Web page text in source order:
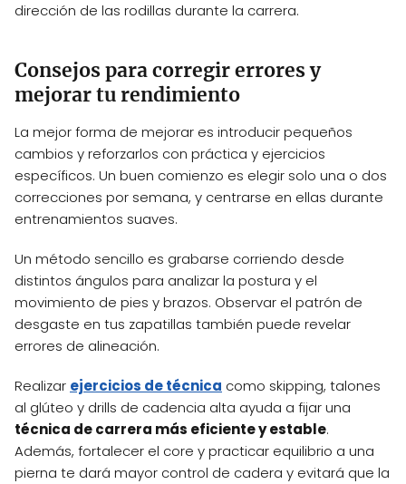
dirección de las rodillas durante la carrera.
Consejos para corregir errores y
mejorar tu rendimiento
La mejor forma de mejorar es introducir pequeños
cambios y reforzarlos con práctica y ejercicios
específicos. Un buen comienzo es elegir solo una o dos
correcciones por semana, y centrarse en ellas durante
entrenamientos suaves.
Un método sencillo es grabarse corriendo desde
distintos ángulos para analizar la postura y el
movimiento de pies y brazos. Observar el patrón de
desgaste en tus zapatillas también puede revelar
errores de alineación.
Realizar ejercicios de técnica como skipping, talones
al glúteo y drills de cadencia alta ayuda a fijar una
técnica de carrera más eficiente y estable.
Además, fortalecer el core y practicar equilibrio a una
pierna te dará mayor control de cadera y evitará que la